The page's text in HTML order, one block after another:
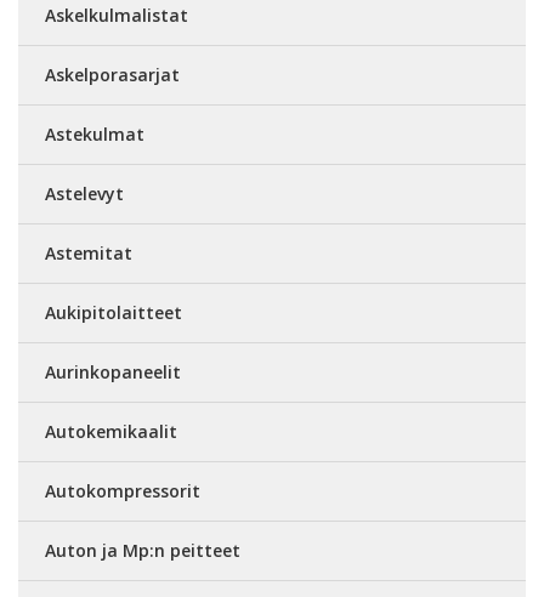
Askelkulmalistat
Askelporasarjat
Astekulmat
Astelevyt
Astemitat
Aukipitolaitteet
Aurinkopaneelit
Autokemikaalit
Autokompressorit
Auton ja Mp:n peitteet